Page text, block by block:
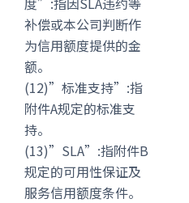
补偿或本公司判断作
为信用额度提供的金
额。
(12)”标准支持”:指
附件A规定的标准支
持。
(13)”SLA”:指附件B
规定的可用性保证及
服务信用额度条件。